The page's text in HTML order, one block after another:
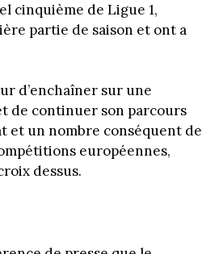
cinquième de Ligue 1,
partie de saison et ont a
d’enchaîner sur une
de continuer son parcours
et un nombre conséquent de
européennes,
dessus.